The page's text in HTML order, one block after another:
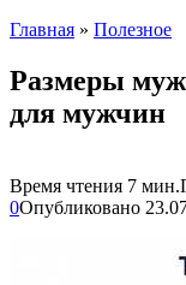
Главная » Полезное
Размеры
для мужчин
Время чтения 7 мин.
0Опубликовано